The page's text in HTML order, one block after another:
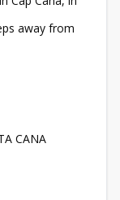
away from
CANA